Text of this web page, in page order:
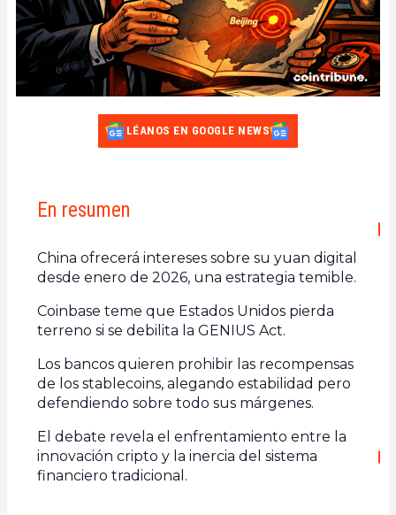
LÉANOS EN GOOGLE NEWS
En resumen
China ofrecerá intereses sobre su yuan digital
desde enero de 2026, una estrategia temible.
Coinbase teme que Estados Unidos pierda
terreno si se debilita la GENIUS Act.
Los bancos quieren prohibir las recompensas
de los stablecoins, alegando estabilidad pero
defendiendo sobre todo sus márgenes.
El debate revela el enfrentamiento entre la
innovación cripto y la inercia del sistema
financiero tradicional.